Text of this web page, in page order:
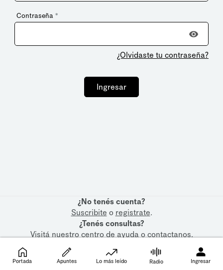
Contraseña *
¿Olvidaste tu contraseña?
Ingresar
¿No tenés cuenta?
Suscribite o registrate.
¿Tenés consultas?
Visitá nuestrocentro de ayudaocontactanos.
Portada Apuntes Lo más leído Radio Ingresar